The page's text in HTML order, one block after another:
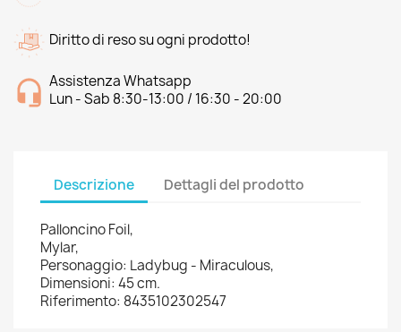
Diritto di reso su ogni prodotto!
Assistenza Whatsapp
Lun - Sab 8:30-13:00 / 16:30 - 20:00
Descrizione Dettagli del prodotto
Palloncino Foil,
Mylar,
Personaggio: Ladybug - Miraculous,
Dimensioni: 45 cm.
Riferimento: 8435102302547